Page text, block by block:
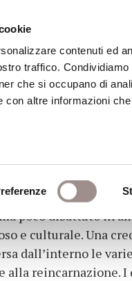
contenuti ed
traffico.
che si occupano di
con altre informazioni
Centro
nel
poco dibattuto in
e culturale. Una
dall’interno le
alla reincarnazione.